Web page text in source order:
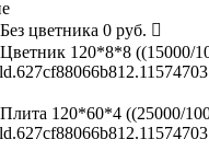
Без цветника 0 руб.
Цветник 120*8*8 ((15000/
Плита 120*60*4 ((25000/